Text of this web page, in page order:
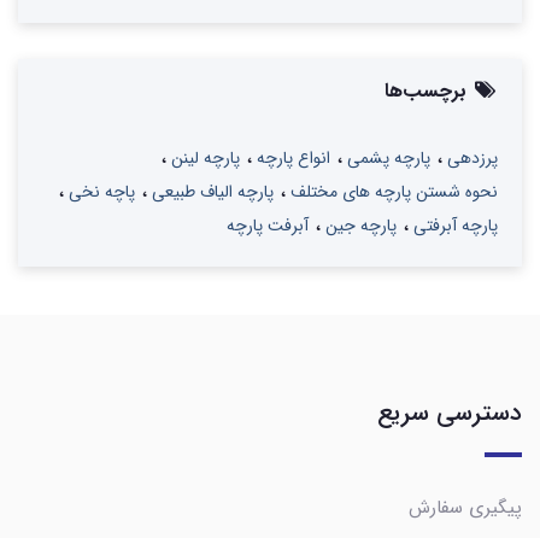
برچسب‌ها
پرزدهی پارچه پشمی انواع پارچه
پارچه لینن
نحوه شستن پارچه های مختلف
پارچه الیاف طبیعی
پاچه نخی
پارچه آبرفتی
پارچه جین آبرفت پارچه
دسترسی سریع
پیگیری سفارش